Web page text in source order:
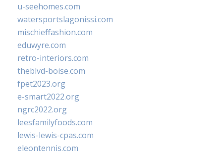
u-seehomes.com
watersportslagonissi.com
mischieffashion.com
eduwyre.com
retro-interiors.com
theblvd-boise.com
fpet2023.org
e-smart2022.org
ngrc2022.org
leesfamilyfoods.com
lewis-lewis-cpas.com
eleontennis.com